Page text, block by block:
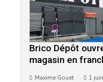
Brico Dépôt
magasin en
Maxime Gouet 1